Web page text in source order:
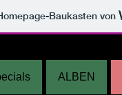
Baukasten von
ALBEN